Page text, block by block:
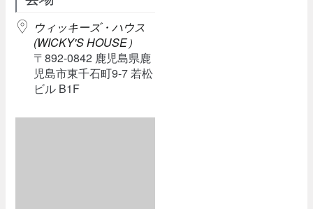
ウィッキーズ・ハウス
(WICKY'S HOUSE）
〒892-0842 鹿児島県鹿
児島市東千石町9-7 若松
ビル B1F